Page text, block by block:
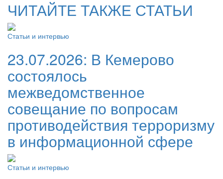
ЧИТАЙТЕ ТАКЖЕ СТАТЬИ
Статьи и интервью
23.07.2026: В Кемерово
состоялось
межведомственное
совещание по вопросам
противодействия терроризму
в информационной сфере
Статьи и интервью